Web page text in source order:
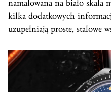
namalowana na biało
kilka dodatkowych
uzupełniają proste, stalowe